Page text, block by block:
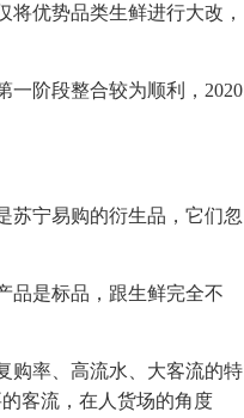
优势品类生鲜进行大改，
一阶段整合较为顺利，2020
苏宁易购的衍生品，它们忽
品是标品，跟生鲜完全不
购率、高流水、大客流的特
客流，在人货场的角度